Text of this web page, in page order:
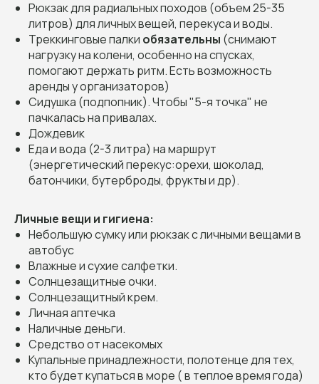
Рюкзак для радиальных походов (объем 25-35
литров) для личных вещей, перекуса и воды.
Треккинговые палки обязательны (снимают
нагрузку на колени, особенно на спусках,
помогают держать ритм. Есть возможность
аренды у организаторов)
Сидушка (подпопник). Чтобы "5-я точка" не
пачкалась на привалах.
Дождевик
Еда и вода (2-3 литра) на маршрут
(энергетический перекус:орехи, шоколад,
батончики, бутерброды, фрукты и др).
Личные вещи и гигиена:
Небольшую сумку или рюкзак с личными вещами в
автобус
Влажные и сухие салфетки.
Солнцезащитные очки.
Солнцезащитный крем.
Личная аптечка
Наличные деньги.
Средство от насекомых
Купальные принадлежности, полотенце для тех,
кто будет купаться в море ( в теплое время года)